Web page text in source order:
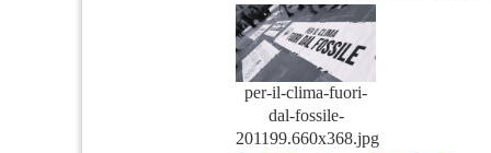
per-il-clima-fuori-
dal-fossile-
201199.660x368.jpg